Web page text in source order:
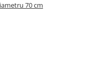
70 cm